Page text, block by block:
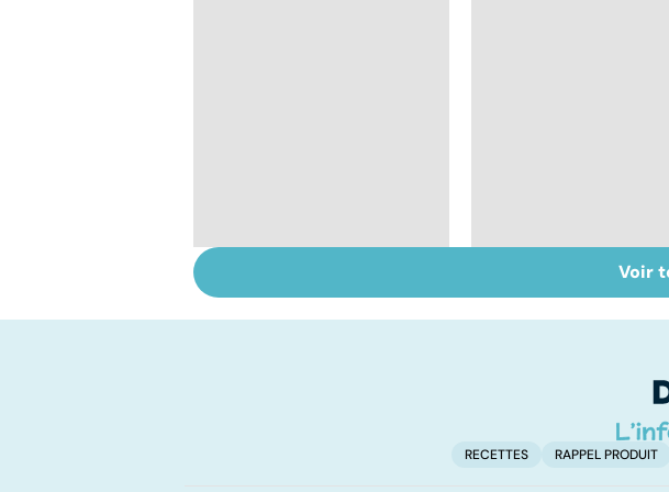
attention, grossesse
Don de gamètes
pour et le contre
Voir
RECETTES RAPPEL PRODUIT